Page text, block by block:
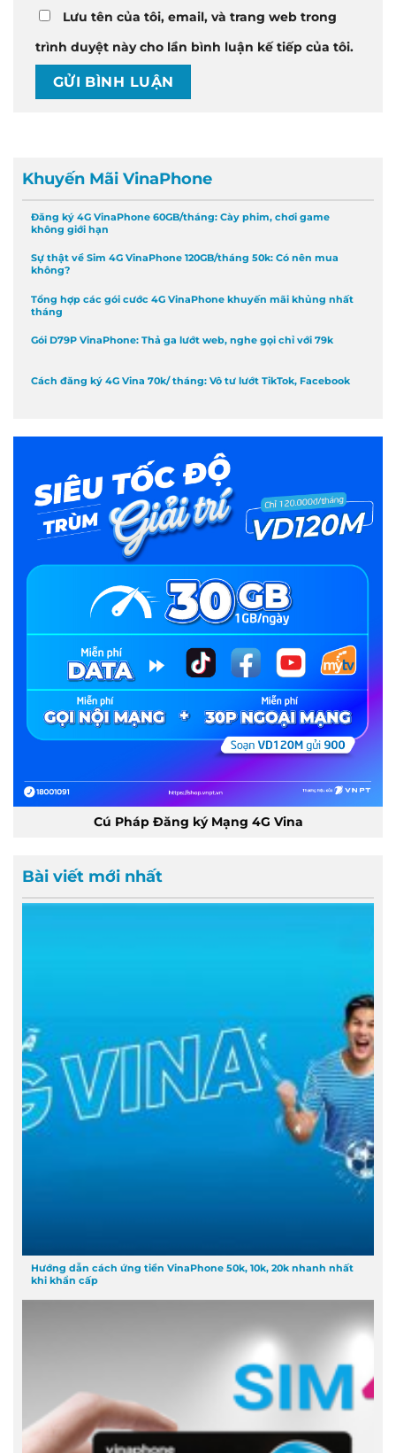
Lưu tên của tôi, email, và trang web trong
trình duyệt này cho lần bình luận kế tiếp của tôi.
Khuyến Mãi VinaPhone
Đăng ký 4G VinaPhone 60GB/tháng: Cày phim, chơi game
không giới hạn
Sự thật về Sim 4G VinaPhone 120GB/tháng 50k: Có nên mua
không?
Tổng hợp các gói cước 4G VinaPhone khuyến mãi khủng nhất
tháng
Gói D79P VinaPhone: Thả ga lướt web, nghe gọi chỉ với 79k
Cách đăng ký 4G Vina 70k/ tháng: Vô tư lướt TikTok, Facebook
Cú Pháp Đăng ký Mạng 4G Vina
Bài viết mới nhất
Hướng dẫn cách ứng tiền VinaPhone 50k, 10k, 20k nhanh nhất
khi khẩn cấp